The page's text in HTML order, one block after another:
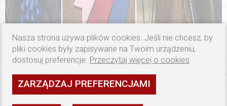
*Grafika wygenerowana przy użyciu sztucznej inteligencji (AI)
Nasza strona używa plików cookies. Jeśli nie chcesz, by
pliki cookies były zapisywane na Twoim urządzeniu,
dostosuj preferencje. Przeczytaj więcej o cookies
ZARZĄDZAJ PREFERENCJAMI